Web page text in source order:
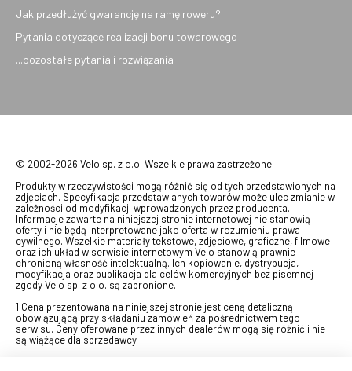
Jak przedłużyć gwarancję na ramę roweru?
Pytania dotyczące realizacji bonu towarowego
...pozostałe pytania i rozwiązania
© 2002-2026 Velo sp. z o.o. Wszelkie prawa zastrzeżone
Produkty w rzeczywistości mogą różnić się od tych przedstawionych na
zdjęciach. Specyfikacja przedstawianych towarów może ulec zmianie w
zależności od modyfikacji wprowadzonych przez producenta.
Informacje zawarte na niniejszej stronie internetowej nie stanowią
oferty i nie będą interpretowane jako oferta w rozumieniu prawa
cywilnego. Wszelkie materiały tekstowe, zdjęciowe, graficzne, filmowe
oraz ich układ w serwisie internetowym Velo stanowią prawnie
chronioną własność intelektualną. Ich kopiowanie, dystrybucja,
modyfikacja oraz publikacja dla celów komercyjnych bez pisemnej
zgody Velo sp. z o.o. są zabronione.
1 Cena prezentowana na niniejszej stronie jest ceną detaliczną
obowiązującą przy składaniu zamówień za pośrednictwem tego
serwisu. Ceny oferowane przez innych dealerów mogą się różnić i nie
są wiążące dla sprzedawcy.